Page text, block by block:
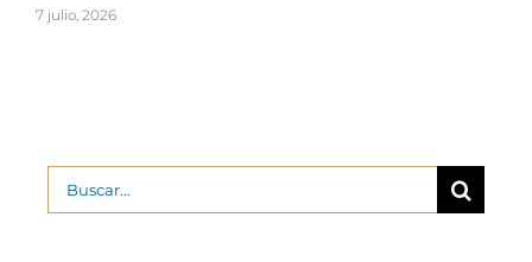
7 julio, 2026
Buscar: